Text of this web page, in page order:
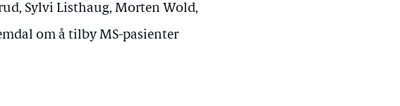
Sylvi Listhaug, Morten Wold,
om å tilby MS-pasienter